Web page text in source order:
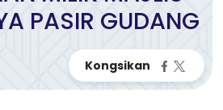
PASIR GUDANG